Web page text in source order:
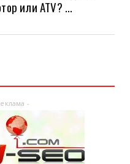
или ATV? ...
-